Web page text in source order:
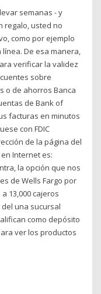
semanas - y
regalo, usted no
como por ejemplo
De esa manera,
verificar la validez
sobre
o de ahorros Banca
de Bank of
facturas en minutos
con FDIC
de la página del
Internet es:
la opción que nos
de Wells Fargo por
13,000 cajeros
del una sucursal
como depósito
ver los productos